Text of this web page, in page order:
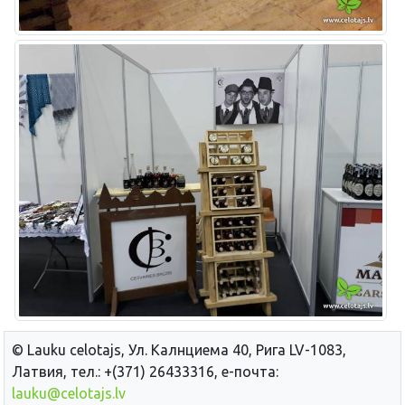
© Lauku сelotajs, Ул. Калнциема 40, Рига LV-1083,
Латвия, тел.: +(371) 26433316, е-почта:
lauku@celotajs.lv